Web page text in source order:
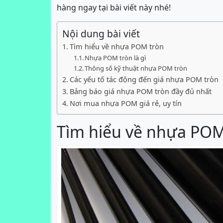
hàng ngay tại bài viết này nhé!
Nội dung bài viết
Tìm hiểu về nhựa POM tròn
Nhựa POM tròn là gì
Thông số kỹ thuật nhựa POM tròn
Các yếu tố tác động đến giá nhựa POM tròn
Bảng báo giá nhựa POM tròn đầy đủ nhất
Nơi mua nhựa POM giá rẻ, uy tín
Tìm hiểu về nhựa